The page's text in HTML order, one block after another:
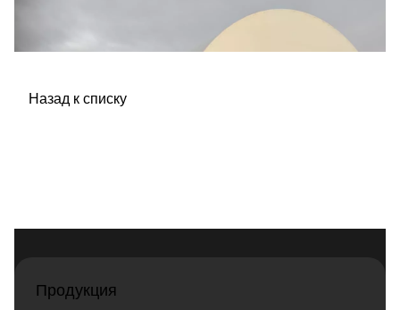
Назад к списку
Продукция